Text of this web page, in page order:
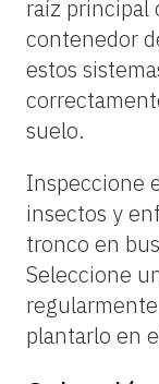
raíz principal
contenedor
estos
suelo.
Inspeccione
insectos y
tronco en
Seleccione
plantarlo en